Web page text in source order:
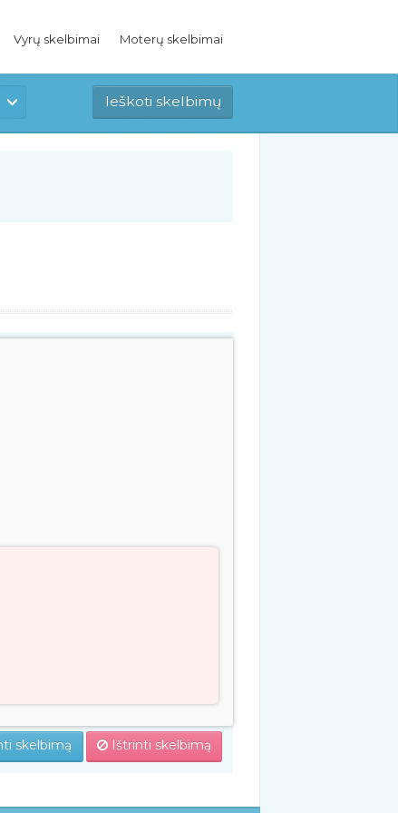
Vyrų skelbimai Moterų skelbimai
skelbimą Ištrinti skelbimą